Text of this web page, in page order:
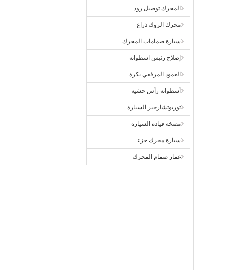
المحرك توصيل رود
محرك الروك ذراع
سيارة صمامات المحرك
إصلاح رئيس اسطوانة
العمود المرفقي بكرة
أسطوانة رأس حشية
توربوتشارجير السيارة
مضخة قيادة السيارة
سيارة محرك جزء
غماز صمام المحرك